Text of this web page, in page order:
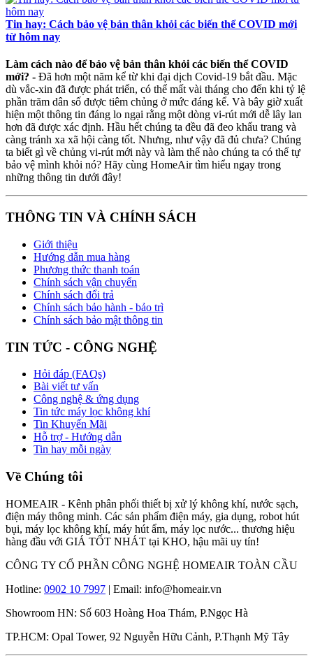
Tin hay: Cách bảo vệ bản thân khỏi các biến thể COVID mới
từ hôm nay
Làm cách nào để bảo vệ bản thân khỏi các biến thể COVID
mới? - Đã hơn một năm kể từ khi đại dịch Covid-19 bắt đầu. Mặc
dù vắc-xin đã được phát triển, có thể mất vài tháng cho đến khi tỷ lệ
phần trăm dân số được tiêm chủng ở mức đáng kể. Và bây giờ xuất
hiện một thông tin đáng lo ngại rằng một dòng vi-rút mới dễ lây lan
hơn đã được xác định. Hầu hết chúng ta đều đã đeo khẩu trang và
càng tránh xa xã hội càng tốt. Nhưng, như vậy đã đủ chưa? Chúng
ta biết gì về chủng vi-rút mới này và làm thế nào chúng ta có thể tự
bảo vệ mình khỏi nó? Hãy cùng HomeAir tìm hiểu ngay trong
những thông tin dưới đây!
THÔNG TIN VÀ CHÍNH SÁCH
Giới thiệu
Hướng dẫn mua hàng
Phương thức thanh toán
Chính sách vận chuyển
Chính sách đổi trả
Chính sách bảo hành - bảo trì
Chính sách bảo mật thông tin
TIN TỨC - CÔNG NGHỆ
Hỏi đáp (FAQs)
Bài viết tư vấn
Công nghệ & ứng dụng
Tin tức máy lọc không khí
Tin Khuyến Mãi
Hỗ trợ - Hướng dẫn
Tin hay mỗi ngày
Về Chúng tôi
HOMEAIR - Kênh phân phối thiết bị xử lý không khí, nước sạch,
điện máy thông minh. Các sản phẩm điện máy, gia dụng, robot hút
bụi, máy lọc không khí, máy hút ẩm, máy lọc nước... thương hiệu
hàng đầu với GIÁ TỐT NHÁT tại KHO, hậu mãi uy tín!
CÔNG TY CỔ PHẦN CÔNG NGHỆ HOMEAIR TOÀN CẦU
Hotline: 0902 10 7997 | Email: info@homeair.vn
Showroom HN: Số 603 Hoàng Hoa Thám, P.Ngọc Hà
TP.HCM: Opal Tower, 92 Nguyễn Hữu Cảnh, P.Thạnh Mỹ Tây